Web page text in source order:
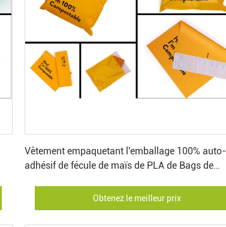
Vêtement empaquetant l'emballage 100% auto-
adhésif de fécule de maïs de PLA de Bags de
Obtenez le meilleur prix